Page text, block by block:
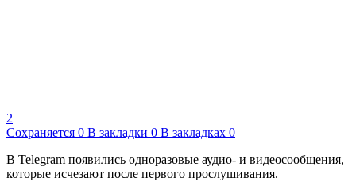
2
Сохраняется 0 В закладки 0 В закладках 0
В Telegram появились одноразовые аудио- и видеосообщения,
которые исчезают после первого прослушивания.